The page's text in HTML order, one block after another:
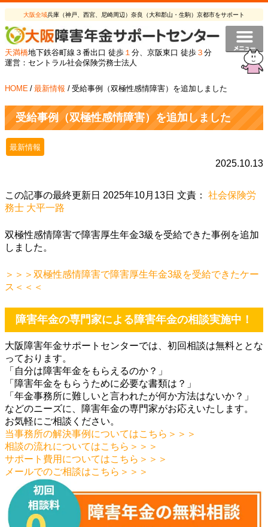
大阪全域兵庫（神戸、西宮、尼崎周辺）奈良（大和郡山・生駒）京都市をサポート
天満橋地下鉄谷町線３番出口 徒歩 １ 分、京阪東口 徒歩 ３ 分
運営：セントラル社会保険労務士法人
HOME / 最新情報 / 受給事例（双極性感情障害）を追加しました
受給事例（双極性感情障害）を追加しました
最新情報
2025.10.13
この記事の最終更新日 2025年10月13日 文責： 社会保険労
務士 大平一路
双極性感情障害で障害厚生年金3級を受給できた事例を追加
しました。
＞＞＞双極性感情障害で障害厚生年金3級を受給できたケー
ス＜＜＜
障害年金の専門家による障害年金の相談実施中！
大阪障害年金サポートセンターでは、初回相談は無料ととな
っております。
「自分は障害年金をもらえるのか？」
「障害年金をもらうために必要な書類は？」
「年金事務所に難しいと言われたが何か方法はないか？」
などのニーズに、障害年金の専門家がお応えいたします。
お気軽にご相談ください。
当事務所の解決事例についてはこちら＞＞＞
相談の流れについてはこちら＞＞＞
サポート費用についてはこちら＞＞＞
メールでのご相談はこちら＞＞＞